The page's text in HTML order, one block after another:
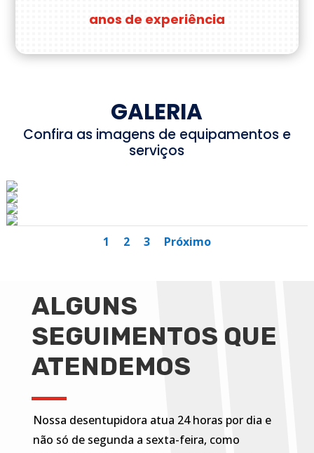
anos de experiência
GALERIA
Confira as imagens de equipamentos e
serviços
1 2 3 Próximo
ALGUNS
SEGUIMENTOS QUE
ATENDEMOS
Nossa desentupidora atua 24 horas por dia e
não só de segunda a sexta-feira, como